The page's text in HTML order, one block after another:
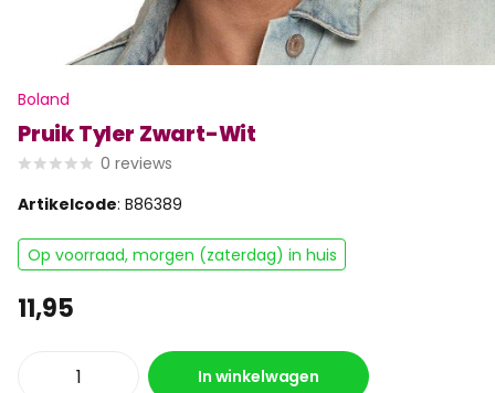
Boland
Pruik Tyler Zwart-Wit
0 reviews
Artikelcode: B86389
Op voorraad, morgen (zaterdag) in huis
11,95
In winkelwagen